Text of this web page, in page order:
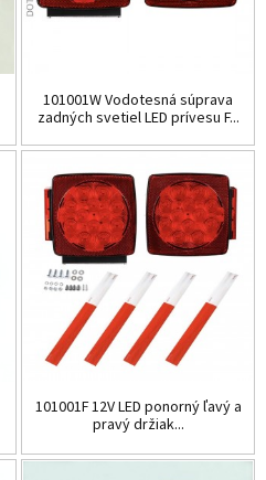
101001W Vodotesná súprava
zadných svetiel LED prívesu F...
101001F 12V LED ponorný ľavý a
pravý držiak...